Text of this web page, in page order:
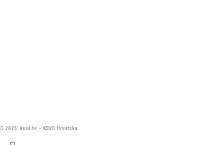
2025. ksvd.hr – KSVD Hrvatska.